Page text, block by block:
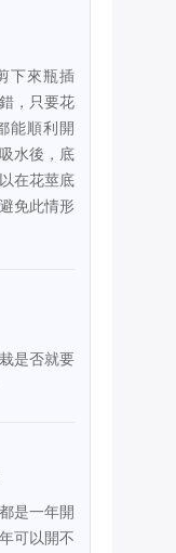
下來瓶插
，只要花
能順利開
水後，底
在花莖底
免此情形
是否就要
是一年開
可以開不